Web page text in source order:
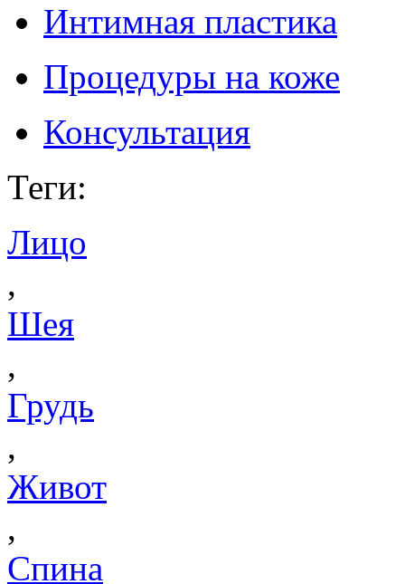
Интимная пластика
Процедуры на коже
Консультация
Теги:
Лицо
,
Шея
,
Грудь
,
Живот
,
Спина